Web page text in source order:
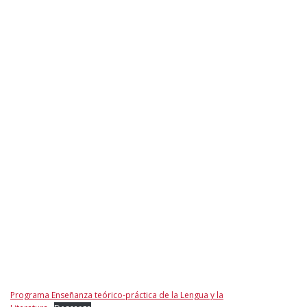
Programa Enseñanza teórico-práctica de la Lengua y la